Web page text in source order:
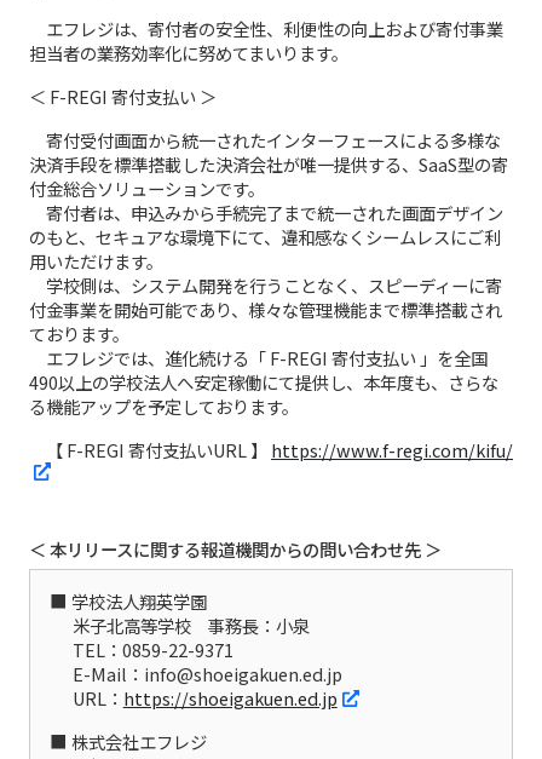
エフレジは、寄付者の安全性、利便性の向上および寄付事業
担当者の業務効率化に努めてまいります。
＜ F-REGI 寄付支払い ＞
寄付受付画面から統一されたインターフェースによる多様な
決済手段を標準搭載した決済会社が唯一提供する、SaaS型の寄
付金総合ソリューションです。
寄付者は、申込みから手続完了まで統一された画面デザイン
のもと、セキュアな環境下にて、違和感なくシームレスにご利
用いただけます。
学校側は、システム開発を行うことなく、スピーディーに寄
付金事業を開始可能であり、様々な管理機能まで標準搭載され
ております。
エフレジでは、進化続ける「 F-REGI 寄付支払い 」を全国
490以上の学校法人へ安定稼働にて提供し、本年度も、さらな
る機能アップを予定しております。
【 F-REGI 寄付支払いURL 】 https://www.f-regi.com/kifu/
＜ 本リリースに関する報道機関からの問い合わせ先 ＞
学校法人翔英学園
米子北高等学校 事務長：小泉
TEL：0859-22-9371
E-Mail：info@shoeigakuen.ed.jp
URL： https://shoeigakuen.ed.jp
株式会社エフレジ